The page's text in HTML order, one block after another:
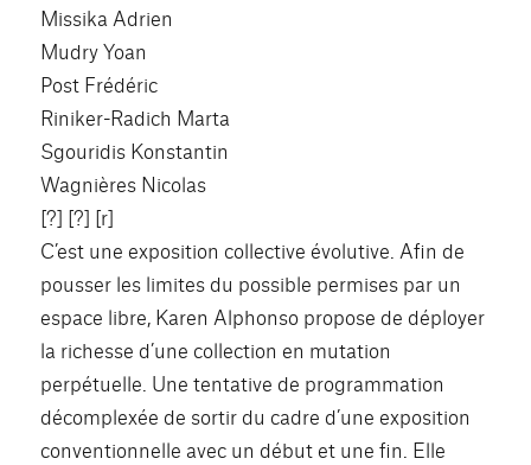
Missika Adrien
Mudry Yoan
Post Frédéric
Riniker-Radich Marta
Sgouridis Konstantin
Wagnières Nicolas
[?] [?] [r]
C’est une exposition collective évolutive. Afin de
pousser les limites du possible permises par un
espace libre, Karen Alphonso propose de déployer
la richesse d’une collection en mutation
perpétuelle. Une tentative de programmation
décomplexée de sortir du cadre d’une exposition
conventionnelle avec un début et une fin. Elle